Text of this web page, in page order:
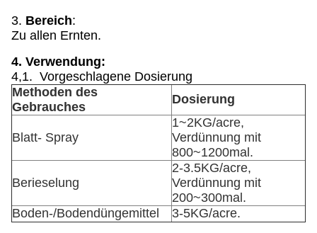
3. Bereich:
Zu allen Ernten.
4. Verwendung:
4,1. Vorgeschlagene Dosierung
Methoden des
Gebrauches
Dosierung
Blatt- Spray
1~2KG/acre,
Verdünnung mit
800~1200mal.
Berieselung
2-3.5KG/acre,
Verdünnung mit
200~300mal.
Boden-/Bodendüngemittel
3-5KG/acre.